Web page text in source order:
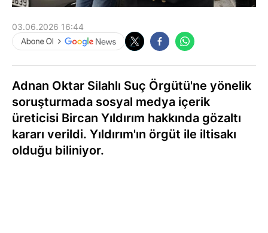
03.06.2026 16:44
Adnan Oktar Silahlı Suç Örgütü'ne yönelik
soruşturmada sosyal medya içerik
üreticisi Bircan Yıldırım hakkında gözaltı
kararı verildi. Yıldırım'ın örgüt ile iltisakı
olduğu biliniyor.